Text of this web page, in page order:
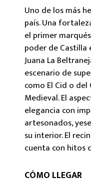
Uno de los más
país. Una
el primer
poder de Castilla
Juana La
escenario de
como El Cid o
Medieval. El
elegancia con
artesonados,
su interior. El
cuenta con hitos
CÓMO LLEGAR